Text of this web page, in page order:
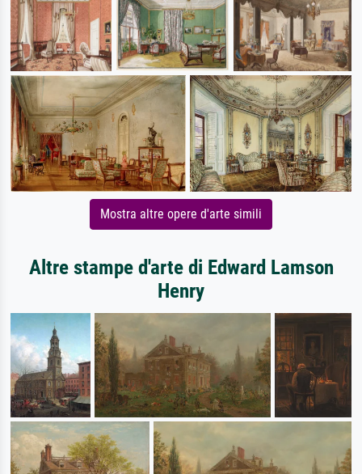
Mostra altre opere d'arte simili
Altre stampe d'arte di Edward Lamson
Henry